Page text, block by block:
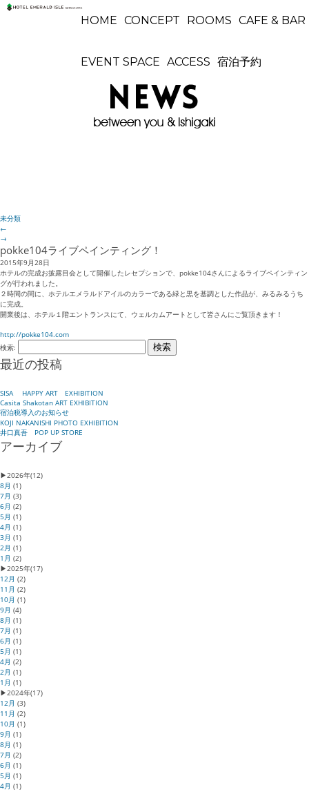
HOME CONCEPT ROOMS CAFE & BAR
EVENT SPACE ACCESS 宿泊予約
未分類
←
→
pokke104ライブペインティング！
2015年9月28日
ホテルの完成お披露目会として開催したレセプションで、pokke104さんによるライブペインティン
グが行われました。
２時間の間に、ホテルエメラルドアイルのカラーである緑と黒を基調とした作品が、みるみるうち
に完成。
開業後は、ホテル１階エントランスにて、ウェルカムアートとして皆さんにご覧頂きます！
http://pokke104.com
検索:
最近の投稿
SISA HAPPY ART EXHIBITION
Casita Shakotan ART EXHIBITION
宿泊税導入のお知らせ
KOJI NAKANISHI PHOTO EXHIBITION
井口真吾 POP UP STORE
アーカイブ
▶2026年(12)
8月 (1)
7月 (3)
6月 (2)
5月 (1)
4月 (1)
3月 (1)
2月 (1)
1月 (2)
▶2025年(17)
12月 (2)
11月 (2)
10月 (1)
9月 (4)
8月 (1)
7月 (1)
6月 (1)
5月 (1)
4月 (2)
2月 (1)
1月 (1)
▶2024年(17)
12月 (3)
11月 (2)
10月 (1)
9月 (1)
8月 (1)
7月 (2)
6月 (1)
5月 (1)
4月 (1)